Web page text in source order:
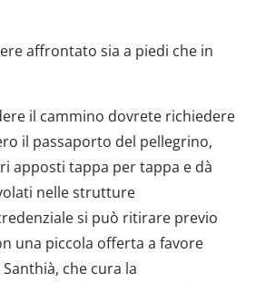
affrontato sia a piedi che in
il cammino dovrete richiedere
il passaporto del pellegrino,
apposti tappa per tappa e dà
nelle strutture
si può ritirare previo
una piccola offerta a favore
che cura la